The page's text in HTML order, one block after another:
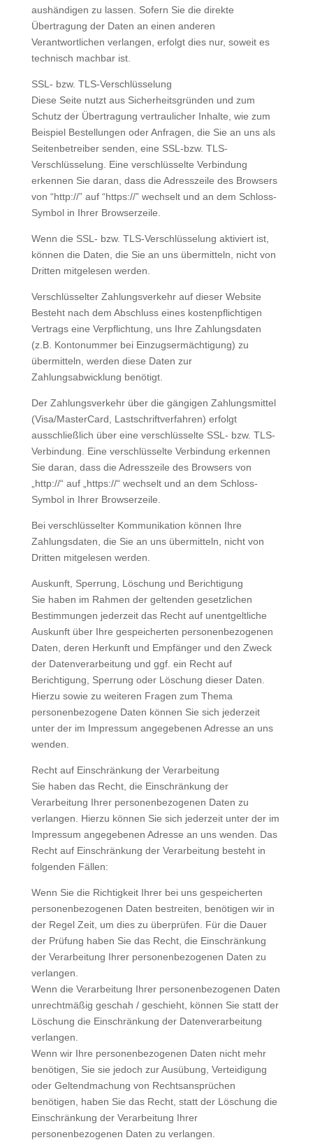
aushändigen zu lassen. Sofern Sie die direkte
Übertragung der Daten an einen anderen
Verantwortlichen verlangen, erfolgt dies nur, soweit es
technisch machbar ist.
SSL- bzw. TLS-Verschlüsselung
Diese Seite nutzt aus Sicherheitsgründen und zum
Schutz der Übertragung vertraulicher Inhalte, wie zum
Beispiel Bestellungen oder Anfragen, die Sie an uns als
Seitenbetreiber senden, eine SSL-bzw. TLS-
Verschlüsselung. Eine verschlüsselte Verbindung
erkennen Sie daran, dass die Adresszeile des Browsers
von “http://” auf “https://” wechselt und an dem Schloss-
Symbol in Ihrer Browserzeile.
Wenn die SSL- bzw. TLS-Verschlüsselung aktiviert ist,
können die Daten, die Sie an uns übermitteln, nicht von
Dritten mitgelesen werden.
Verschlüsselter Zahlungsverkehr auf dieser Website
Besteht nach dem Abschluss eines kostenpflichtigen
Vertrags eine Verpflichtung, uns Ihre Zahlungsdaten
(z.B. Kontonummer bei Einzugsermächtigung) zu
übermitteln, werden diese Daten zur
Zahlungsabwicklung benötigt.
Der Zahlungsverkehr über die gängigen Zahlungsmittel
(Visa/MasterCard, Lastschriftverfahren) erfolgt
ausschließlich über eine verschlüsselte SSL- bzw. TLS-
Verbindung. Eine verschlüsselte Verbindung erkennen
Sie daran, dass die Adresszeile des Browsers von
„http://“ auf „https://“ wechselt und an dem Schloss-
Symbol in Ihrer Browserzeile.
Bei verschlüsselter Kommunikation können Ihre
Zahlungsdaten, die Sie an uns übermitteln, nicht von
Dritten mitgelesen werden.
Auskunft, Sperrung, Löschung und Berichtigung
Sie haben im Rahmen der geltenden gesetzlichen
Bestimmungen jederzeit das Recht auf unentgeltliche
Auskunft über Ihre gespeicherten personenbezogenen
Daten, deren Herkunft und Empfänger und den Zweck
der Datenverarbeitung und ggf. ein Recht auf
Berichtigung, Sperrung oder Löschung dieser Daten.
Hierzu sowie zu weiteren Fragen zum Thema
personenbezogene Daten können Sie sich jederzeit
unter der im Impressum angegebenen Adresse an uns
wenden.
Recht auf Einschränkung der Verarbeitung
Sie haben das Recht, die Einschränkung der
Verarbeitung Ihrer personenbezogenen Daten zu
verlangen. Hierzu können Sie sich jederzeit unter der im
Impressum angegebenen Adresse an uns wenden. Das
Recht auf Einschränkung der Verarbeitung besteht in
folgenden Fällen:
Wenn Sie die Richtigkeit Ihrer bei uns gespeicherten
personenbezogenen Daten bestreiten, benötigen wir in
der Regel Zeit, um dies zu überprüfen. Für die Dauer
der Prüfung haben Sie das Recht, die Einschränkung
der Verarbeitung Ihrer personenbezogenen Daten zu
verlangen.
Wenn die Verarbeitung Ihrer personenbezogenen Daten
unrechtmäßig geschah / geschieht, können Sie statt der
Löschung die Einschränkung der Datenverarbeitung
verlangen.
Wenn wir Ihre personenbezogenen Daten nicht mehr
benötigen, Sie sie jedoch zur Ausübung, Verteidigung
oder Geltendmachung von Rechtsansprüchen
benötigen, haben Sie das Recht, statt der Löschung die
Einschränkung der Verarbeitung Ihrer
personenbezogenen Daten zu verlangen.